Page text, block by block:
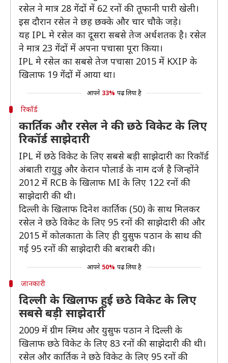
रसेल ने मात्र 28 गेंदों में 62 रनों की तूफानी पारी खेली।
इस दौरान रसेल ने छह छक्के और चार चौके जड़े।
यह IPL मे रसेल का दूसरा सबसे तेज अर्धशतक है। रसेल
ने मात्र 23 गेंदों में अपना पचासा पूरा किया।
IPL मे रसेल का सबसे तेज पचासा 2015 में KXIP के
खिलाफ 19 गेंदों में आया था।
आपने 33% पढ़ लिया है
रिकॉर्ड
कार्तिक और रसेल ने की छठे विकेट के लिए
रिकॉर्ड साझेदारी
IPL में छठे विकेट के लिए सबसे बड़ी साझेदारी का रिकॉर्ड
अंबाती रायुडु और केरान पोलार्ड के नाम दर्ज है जिन्होंने
2012 में RCB के खिलाफ MI के लिए 122 रनों की
साझेदारी की थी।
दिल्ली के खिलाफ दिनेश कार्तिक (50) के साथ मिलकर
रसेल ने छठे विकेट के लिए 95 रनों की साझेदारी की और
2015 में कोलकाता के लिए ही युसुफ पठान के साथ की
गई 95 रनों की साझेदारी की बराबरी की।
आपने 50% पढ़ लिया है
जानकारी
दिल्ली के खिलाफ हुई छठे विकेट के लिए
सबसे बड़ी साझेदारी
2009 में ग्रीम स्मिथ और युसुफ पठान ने दिल्ली के
खिलाफ छठे विकेट के लिए 83 रनों की साझेदारी की थी।
रसेल और कार्तिक ने छठे विकेट के लिए 95 रनों की